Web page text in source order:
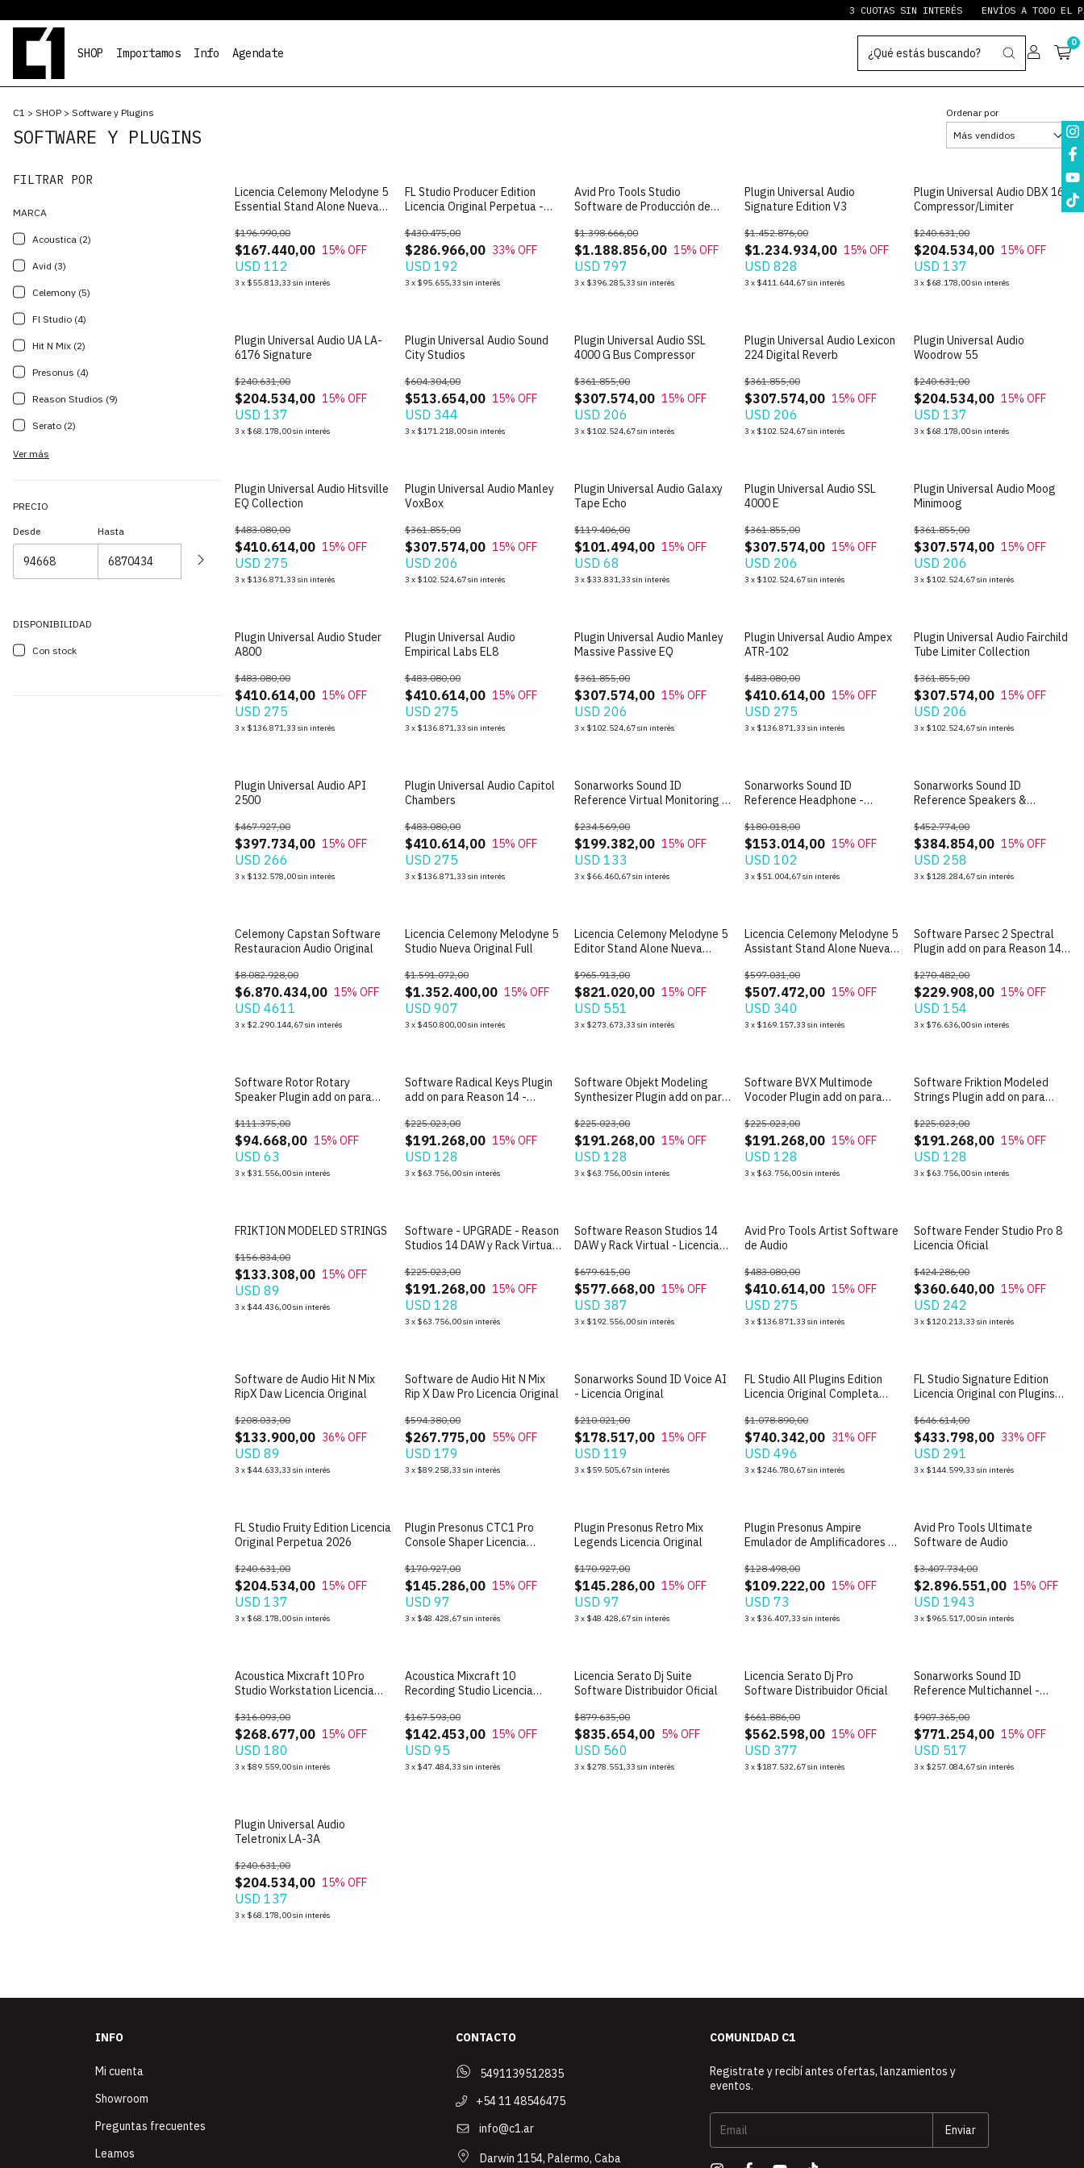
3 CUOTAS SIN INTERÉS ENVÍOS A TODO EL PAÍS
SHOP Importamos Info Agendate
0
C1 > SHOP > Software y Plugins
SOFTWARE Y PLUGINS
Ordenar por
FILTRAR POR
MARCA
Acoustica (2)
Avid (3)
Celemony (5)
Fl Studio (4)
Hit N Mix (2)
Presonus (4)
Reason Studios (9)
Serato (2)
Ver más
PRECIO
Desde Hasta
DISPONIBILIDAD
Con stock
Licencia Celemony Melodyne 5
Essential Stand Alone Nueva
$167.440,00
$196.990,00
15% OFF
USD 112
3 x $55.813,33 sin interés
FL Studio Producer Edition
Licencia Original Perpetua -
$286.966,00
$430.475,00
33% OFF
USD 192
3 x $95.655,33 sin interés
Avid Pro Tools Studio
Software de Producción de
$1.188.856,00
$1.398.666,00
15% OFF
USD 797
3 x $396.285,33 sin interés
Plugin Universal Audio
Signature Edition V3
$1.234.934,00
$1.452.876,00
15% OFF
USD 828
3 x $411.644,67sin interés
Plugin Universal Audio DBX 160
Compressor/Limiter
$204.534,00
$240.631,00
15% OFF
USD 137
3 x $68.178,00sin interés
Plugin Universal Audio UA LA-
6176 Signature
$204.534,00
$240.631,00
15% OFF
USD 137
3 x $68.178,00sin interés
Plugin Universal Audio Sound
City Studios
$513.654,00
$604.304,00
15% OFF
USD 344
3 x $171.218,00sin interés
Plugin Universal Audio SSL
4000 G Bus Compressor
$307.574,00
$361.855,00
15% OFF
USD 206
3 x $102.524,67sin interés
Plugin Universal Audio Lexicon
224 Digital Reverb
$307.574,00
$361.855,00
15% OFF
USD 206
3 x $102.524,67sin interés
Plugin Universal Audio
Woodrow 55
$204.534,00
$240.631,00
15% OFF
USD 137
3 x $68.178,00sin interés
Plugin Universal Audio Hitsville
EQ Collection
$410.614,00
$483.080,00
15% OFF
USD 275
3 x $136.871,33 sin interés
Plugin Universal Audio Manley
VoxBox
$307.574,00
$361.855,00
15% OFF
USD 206
3 x $102.524,67sin interés
Plugin Universal Audio Galaxy
Tape Echo
$101.494,00
$119.406,00
15% OFF
USD 68
3 x $33.831,33 sin interés
Plugin Universal Audio SSL
4000 E
$307.574,00
$361.855,00
15% OFF
USD 206
3 x $102.524,67sin interés
Plugin Universal Audio Moog
Minimoog
$307.574,00
$361.855,00
15% OFF
USD 206
3 x $102.524,67sin interés
Plugin Universal Audio Studer
A800
$410.614,00
$483.080,00
15% OFF
USD 275
3 x $136.871,33 sin interés
Plugin Universal Audio
Empirical Labs EL8
$410.614,00
$483.080,00
15% OFF
USD 275
3 x $136.871,33 sin interés
Plugin Universal Audio Manley
Massive Passive EQ
$307.574,00
$361.855,00
15% OFF
USD 206
3 x $102.524,67sin interés
Plugin Universal Audio Ampex
ATR-102
$410.614,00
$483.080,00
15% OFF
USD 275
3 x $136.871,33 sin interés
Plugin Universal Audio Fairchild
Tube Limiter Collection
$307.574,00
$361.855,00
15% OFF
USD 206
3 x $102.524,67sin interés
Plugin Universal Audio API
2500
$397.734,00
$467.927,00
15% OFF
USD 266
3 x $132.578,00sin interés
Plugin Universal Audio Capitol
Chambers
$410.614,00
$483.080,00
15% OFF
USD 275
3 x $136.871,33 sin interés
Sonarworks Sound ID
Reference Virtual Monitoring -
$199.382,00
$234.569,00
15% OFF
USD 133
3 x $66.460,67sin interés
Sonarworks Sound ID
Reference Headphone -
$153.014,00
$180.018,00
15% OFF
USD 102
3 x $51.004,67sin interés
Sonarworks Sound ID
Reference Speakers &
$384.854,00
$452.774,00
15% OFF
USD 258
3 x $128.284,67sin interés
Celemony Capstan Software
Restauracion Audio Original
$6.870.434,00
$8.082.928,00
15% OFF
USD 4611
3 x $2.290.144,67sin interés
Licencia Celemony Melodyne 5
Studio Nueva Original Full
$1.352.400,00
$1.591.072,00
15% OFF
USD 907
3 x $450.800,00sin interés
Licencia Celemony Melodyne 5
Editor Stand Alone Nueva
$821.020,00
$965.913,00
15% OFF
USD 551
3 x $273.673,33 sin interés
Licencia Celemony Melodyne 5
Assistant Stand Alone Nueva
$507.472,00
$597.031,00
15% OFF
USD 340
3 x $169.157,33 sin interés
Software Parsec 2 Spectral
Plugin add on para Reason 14 -
$229.908,00
$270.482,00
15% OFF
USD 154
3 x $76.636,00sin interés
Software Rotor Rotary
Speaker Plugin add on para
$94.668,00
$111.375,00
15% OFF
USD 63
3 x $31.556,00sin interés
Software Radical Keys Plugin
add on para Reason 14 -
$191.268,00
$225.023,00
15% OFF
USD 128
3 x $63.756,00sin interés
Software Objekt Modeling
Synthesizer Plugin add on para
$191.268,00
$225.023,00
15% OFF
USD 128
3 x $63.756,00sin interés
Software BVX Multimode
Vocoder Plugin add on para
$191.268,00
$225.023,00
15% OFF
USD 128
3 x $63.756,00sin interés
Software Friktion Modeled
Strings Plugin add on para
$191.268,00
$225.023,00
15% OFF
USD 128
3 x $63.756,00sin interés
FRIKTION MODELED STRINGS
$133.308,00
$156.834,00
15% OFF
USD 89
3 x $44.436,00sin interés
Software - UPGRADE - Reason
Studios 14 DAW y Rack Virtual
$191.268,00
$225.023,00
15% OFF
USD 128
3 x $63.756,00sin interés
Software Reason Studios 14
DAW y Rack Virtual - Licencia
$577.668,00
$679.615,00
15% OFF
USD 387
3 x $192.556,00sin interés
Avid Pro Tools Artist Software
de Audio
$410.614,00
$483.080,00
15% OFF
USD 275
3 x $136.871,33 sin interés
Software Fender Studio Pro 8
Licencia Oficial
$360.640,00
$424.286,00
15% OFF
USD 242
3 x $120.213,33 sin interés
Software de Audio Hit N Mix
RipX Daw Licencia Original
$133.900,00
$208.033,00
36% OFF
USD 89
3 x $44.633,33 sin interés
Software de Audio Hit N Mix
Rip X Daw Pro Licencia Original
$267.775,00
$594.380,00
55% OFF
USD 179
3 x $89.258,33 sin interés
Sonarworks Sound ID Voice AI
- Licencia Original
$178.517,00
$210.021,00
15% OFF
USD 119
3 x $59.505,67sin interés
FL Studio All Plugins Edition
Licencia Original Completa
$740.342,00
$1.078.890,00
31% OFF
USD 496
3 x $246.780,67sin interés
FL Studio Signature Edition
Licencia Original con Plugins
$433.798,00
$646.614,00
33% OFF
USD 291
3 x $144.599,33 sin interés
FL Studio Fruity Edition Licencia
Original Perpetua 2026
$204.534,00
$240.631,00
15% OFF
USD 137
3 x $68.178,00sin interés
Plugin Presonus CTC1 Pro
Console Shaper Licencia
$145.286,00
$170.927,00
15% OFF
USD 97
3 x $48.428,67sin interés
Plugin Presonus Retro Mix
Legends Licencia Original
$145.286,00
$170.927,00
15% OFF
USD 97
3 x $48.428,67sin interés
Plugin Presonus Ampire
Emulador de Amplificadores y
$109.222,00
$128.498,00
15% OFF
USD 73
3 x $36.407,33 sin interés
Avid Pro Tools Ultimate
Software de Audio
$2.896.551,00
$3.407.734,00
15% OFF
USD 1943
3 x $965.517,00sin interés
Acoustica Mixcraft 10 Pro
Studio Workstation Licencia
$268.677,00
$316.093,00
15% OFF
USD 180
3 x $89.559,00sin interés
Acoustica Mixcraft 10
Recording Studio Licencia
$142.453,00
$167.593,00
15% OFF
USD 95
3 x $47.484,33 sin interés
Licencia Serato Dj Suite
Software Distribuidor Oficial
$835.654,00
$879.635,00
5% OFF
USD 560
3 x $278.551,33 sin interés
Licencia Serato Dj Pro
Software Distribuidor Oficial
$562.598,00
$661.886,00
15% OFF
USD 377
3 x $187.532,67sin interés
Sonarworks Sound ID
Reference Multichannel -
$771.254,00
$907.365,00
15% OFF
USD 517
3 x $257.084,67sin interés
SIN STOCK
Plugin Universal Audio
Teletronix LA-3A
$204.534,00
$240.631,00
15% OFF
USD 137
3 x $68.178,00sin interés
INFO
Mi cuenta
Showroom
Preguntas frecuentes
Leamos
CONTACTO
5491139512835
+54 11 48546475
info@c1.ar
Darwin 1154, Palermo, Caba
COMUNIDAD C1
Registrate y recibí antes ofertas, lanzamientos y
eventos.